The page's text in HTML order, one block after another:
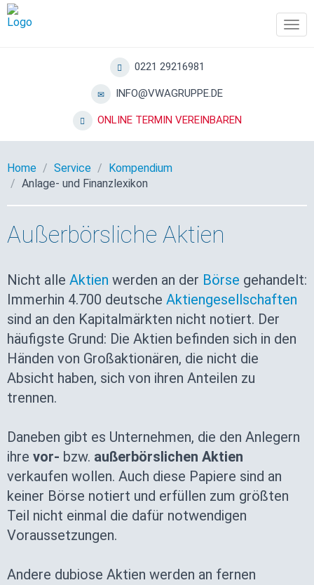
0221 29216981
INFO@VWAGRUPPE.DE
ONLINE TERMIN VEREINBAREN
Home Service
Kompendium
Anlage- und Finanzlexikon
Außerbörsliche Aktien
Nicht alle Aktien werden an der Börse gehandelt:
Immerhin 4.700 deutsche Aktiengesellschaften
sind an den Kapitalmärkten nicht notiert. Der
häufigste Grund: Die Aktien befinden sich in den
Händen von Großaktionären, die nicht die
Absicht haben, sich von ihren Anteilen zu
trennen.
Daneben gibt es Unternehmen, die den Anlegern
ihre vor- bzw. außerbörslichen Aktien
verkaufen wollen. Auch diese Papiere sind an
keiner Börse notiert und erfüllen zum größten
Teil nicht einmal die dafür notwendigen
Voraussetzungen.
Andere dubiose Aktien werden an fernen